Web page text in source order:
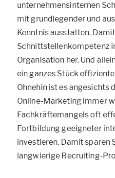
unternehmensinternen
mit grundlegender und
Kenntnis ausstatten.
Schnittstellenkompetenz
Organisation her. Und
ein ganzes Stück
Ohnehin ist es angesichts
Online-Marketing immer
Fachkräftemangels oft
Fortbildung geeigneter
investieren. Damit sparen
langwierige Recruiting-